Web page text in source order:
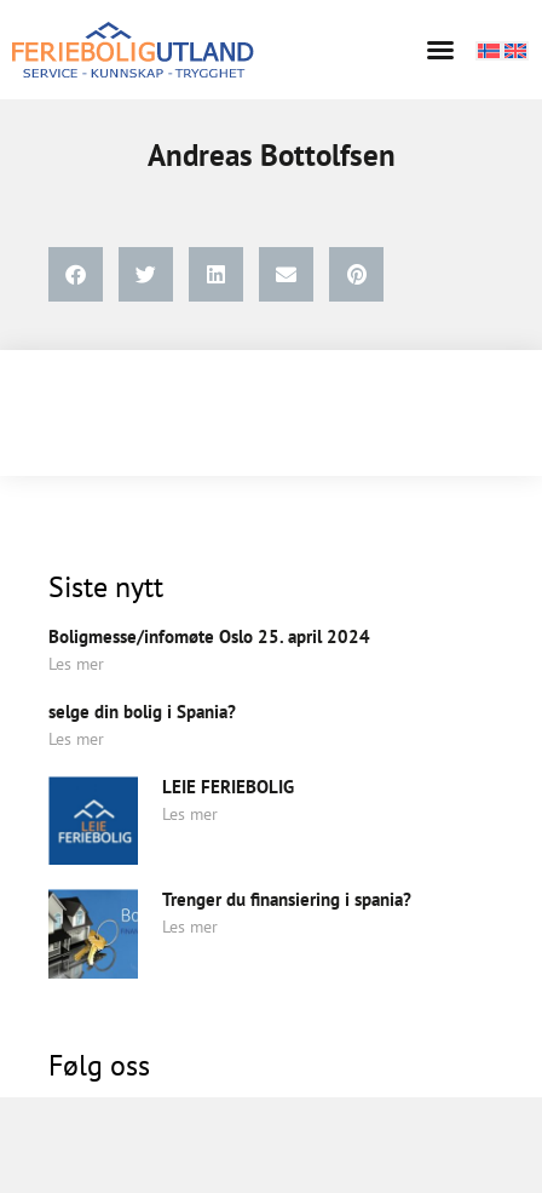
Andreas Bottolfsen
Siste nytt
Boligmesse/infomøte Oslo 25. april 2024
Les mer
selge din bolig i Spania?
Les mer
LEIE FERIEBOLIG
Les mer
Trenger du finansiering i spania?
Les mer
Følg oss